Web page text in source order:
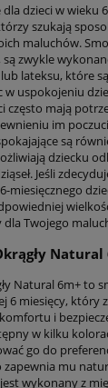
dla dzieci w wieku
szukają
maluchów.
zwykle
lateksu, które
w uspokojeniu
często mają
im
są
dziecku
Jeśli
miesięcznego
Twojego
Natural
Natural 6m+ to
6 miesięcy, który
i
w kilku
go do
zapewnia mu
wykonany z